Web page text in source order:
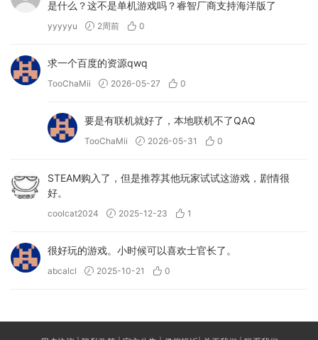
是什么？这不是单机游戏吗？睿智厂商支持海洋版了
yyyyyu 2周前 0
求一个百度的资源qwq
TooChaMii 2026-05-27 0
要是有联机就好了，本地联机不了QAQ
TooChaMii 2026-05-31 0
STEAM购入了，但是推荐其他玩家试试这游戏，剧情很
好。
coolcat2024 2025-12-23 1
很好玩的游戏。小时候可以喜欢士官长了。
abcalcl 2025-10-21 0